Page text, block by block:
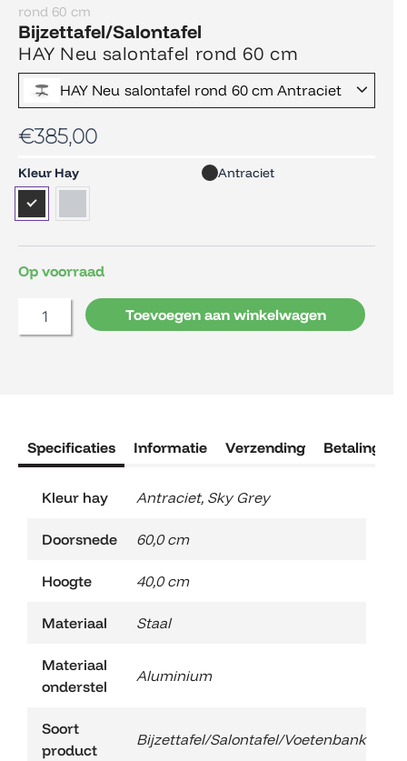
rond 60 cm
Bijzettafel/Salontafel
HAY Neu salontafel rond 60 cm
HAY Neu salontafel rond 60 cm Antraciet
€385,00
Kleur Hay Antraciet
Op voorraad
HAY
Neu
salontafel
rond
60
cm
aantal
Toevoegen aan winkelwagen
Specificaties Informatie Verzending Betaling
Kleur hay Antraciet, Sky Grey
Doorsnede 60,0 cm
Hoogte 40,0 cm
Materiaal Staal
Materiaal
onderstel
Aluminium
Soort
product
Bijzettafel/Salontafel/Voetenbank